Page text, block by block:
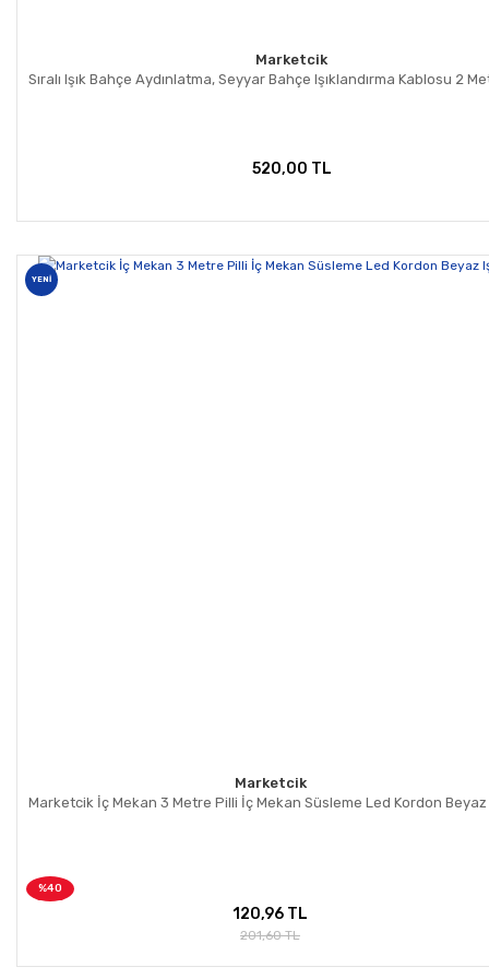
Marketcik
Sıralı Işık Bahçe Aydınlatma, Seyyar Bahçe Işıklandırma Kablosu 2
520,00 TL
YENİ
Marketcik
Marketcik İç Mekan 3 Metre Pilli İç Mekan Süsleme Led Kordon Beyaz
%40
120,96 TL
201,60 TL